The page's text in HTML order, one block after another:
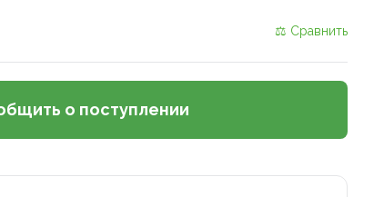
⚖ Сравнить
о поступлении